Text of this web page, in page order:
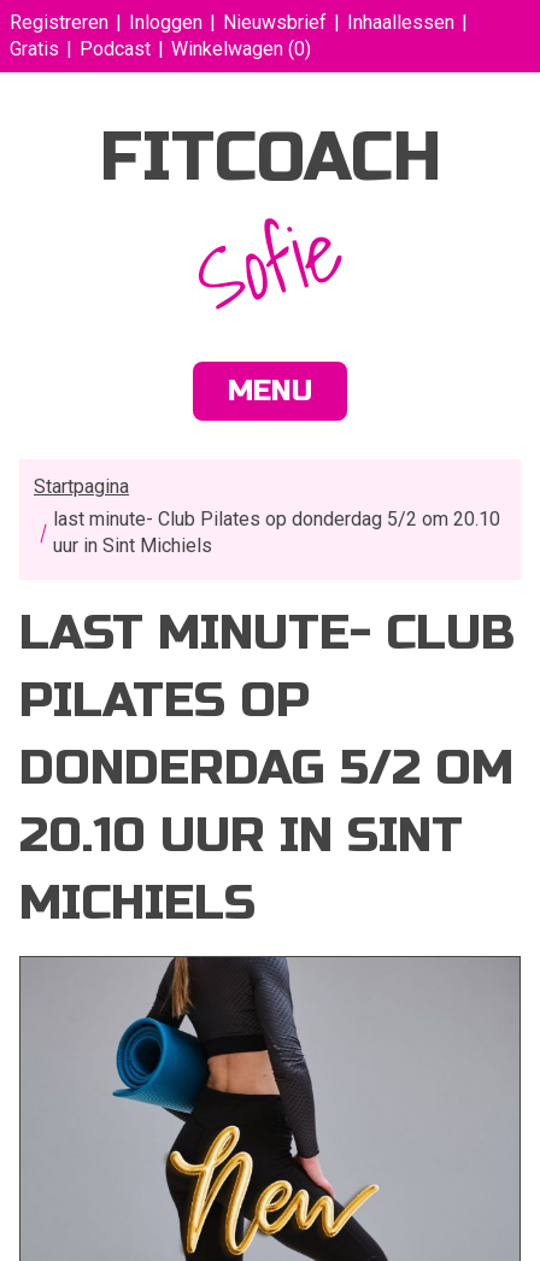
Registreren Inloggen Nieuwsbrief
Inhaallessen
Gratis
Podcast Winkelwagen (0)
FITCOACH
Sofie
MENU
Startpagina
last minute- Club Pilates op donderdag 5/2 om 20.10
uur in Sint Michiels
LAST MINUTE- CLUB
PILATES OP
DONDERDAG 5/2 OM
20.10 UUR IN SINT
MICHIELS